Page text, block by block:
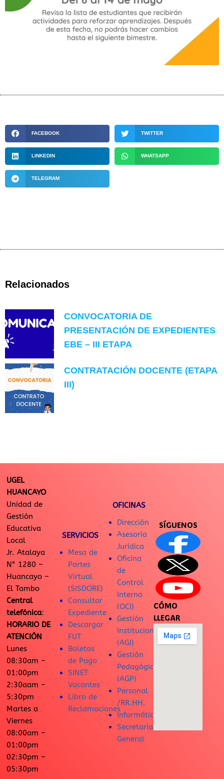
FACEBOOK TWITTER
LINKEDIN WHATSAPP
TELEGRAM
Relacionados
CONVOCATORIA DE
PRESENTACIÓN DE EXPEDIENTES
EBE – III ETAPA
CONTRATACIÓN DOCENTE (ETAPA
III)
UGEL
HUANCAYO
Unidad de
Gestión
Educativa
Local
Jr. Atalaya
N° 1280 –
Huancayo –
El Tambo
Central
telefónica:
HORARIO DE
ATENCIÓN
Lunes
08:30am –
01:00pm
2:30aam –
5:30pm
Martes a
Viernes
08:00am –
01:00pm
02:30pm –
05:30pm
SERVICIOS
Mesa de
Partes
Virtual
(SISDORE)
Consultar
Expediente
Descargar
FUT
Boletas
de Pago
SINET
Vacantes
Libro de
Reclamaciones
OFICINAS
Dirección
Asesoría
Jurídica
Oficina
de
Control
Interno
(OCI)
Gestión
Institucional
(AGI)
Gestión
Pedagógica
(AGP)
Personal
/RR.HH.
Informática
Secretaría
General
SÍGUENOS
CÓMO
LLEGAR